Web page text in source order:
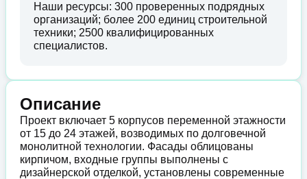
Наши ресурсы: 300 проверенных подрядных
организаций; более 200 единиц строительной
техники; 2500 квалифицированных
специалистов.
Описание
Проект включает 5 корпусов переменной этажности
от 15 до 24 этажей, возводимых по долговечной
монолитной технологии. Фасады облицованы
кирпичом, входные группы выполнены с
дизайнерской отделкой, установлены современные